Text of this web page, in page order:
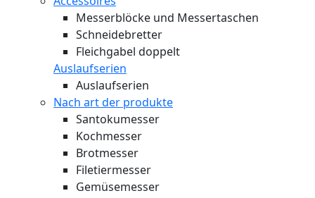
Messerblöcke und Messertaschen
Schneidebretter
Fleichgabel doppelt
Auslaufserien
Auslaufserien
Nach art der produkte
Santokumesser
Kochmesser
Brotmesser
Filetiermesser
Gemüsemesser